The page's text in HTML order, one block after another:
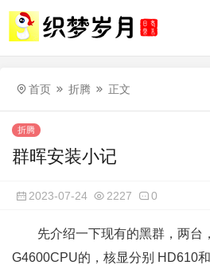
首页 折腾 正文
折腾
群晖安装小记
2023-07-24 2227 0
先介绍一下现有的黑群，两台
G4600CPU的，核显分别 HD610和